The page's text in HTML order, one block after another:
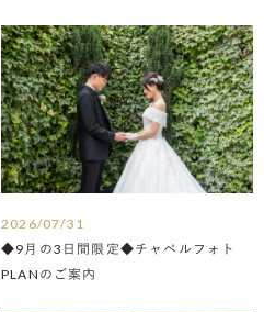
2026/07/31
◆9月の3日間限定◆チャペルフォト
PLANのご案内